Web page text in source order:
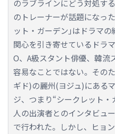
のラブラインにどう対処す
のトレーナーが話題になっ
ット・ガーデン｣はドラマ
関心を引き寄せているドラ
O、A級スタント俳優、韓流
容易なことではない。その
ギド)の麗州(ヨジュ)にある
ジ、つまり“シークレット
人の出演者とのインタビュ
で行われた。しかし、ヒョ